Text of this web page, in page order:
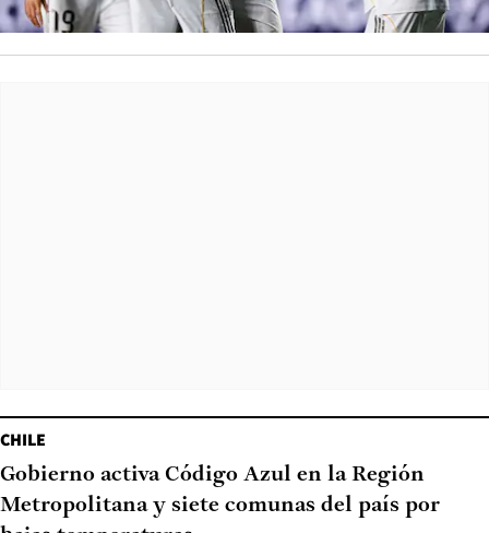
CHILE
Gobierno activa Código Azul en la Región
Metropolitana y siete comunas del país por